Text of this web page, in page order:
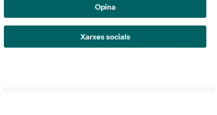
Opina
Xarxes socials